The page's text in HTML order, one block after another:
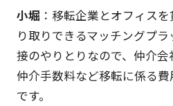
小堀 ：移転企業とオフィス
り取りできるマッチングプ
接のやりとりなので、仲介会
仲介手数料など移転に係る
です。